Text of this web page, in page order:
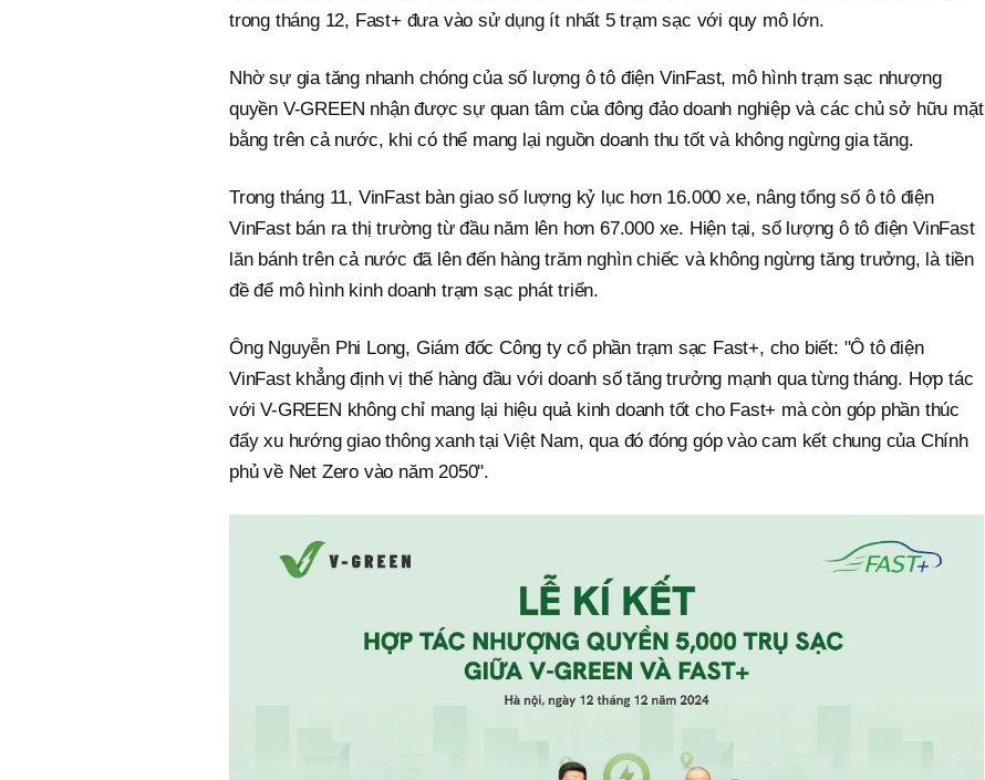
trong tháng 12, Fast+ đưa vào sử dụng ít nhất 5 trạm sạc với quy mô lớn.
Nhờ sự gia tăng nhanh chóng của số lượng ô tô điện VinFast, mô hình trạm sạc nhượng
quyền V-GREEN nhận được sự quan tâm của đông đảo doanh nghiệp và các chủ sở hữu mặt
bằng trên cả nước, khi có thể mang lại nguồn doanh thu tốt và không ngừng gia tăng.
Trong tháng 11, VinFast bàn giao số lượng kỷ lục hơn 16.000 xe, nâng tổng số ô tô điện
VinFast bán ra thị trường từ đầu năm lên hơn 67.000 xe. Hiện tại, số lượng ô tô điện VinFast
lăn bánh trên cả nước đã lên đến hàng trăm nghìn chiếc và không ngừng tăng trưởng, là tiền
đề để mô hình kinh doanh trạm sạc phát triển.
Ông Nguyễn Phi Long, Giám đốc Công ty cổ phần trạm sạc Fast+, cho biết: "Ô tô điện
VinFast khẳng định vị thế hàng đầu với doanh số tăng trưởng mạnh qua từng tháng. Hợp tác
với V-GREEN không chỉ mang lại hiệu quả kinh doanh tốt cho Fast+ mà còn góp phần thúc
đẩy xu hướng giao thông xanh tại Việt Nam, qua đó đóng góp vào cam kết chung của Chính
phủ về Net Zero vào năm 2050".